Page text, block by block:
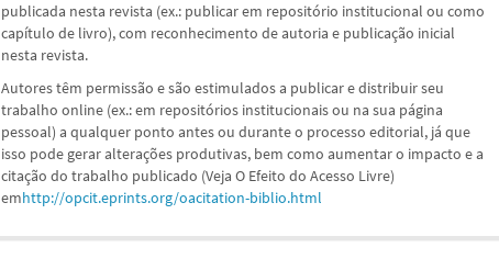
publicada nesta revista (ex.: publicar em repositório institucional ou como
capítulo de livro), com reconhecimento de autoria e publicação inicial
nesta revista.
Autores têm permissão e são estimulados a publicar e distribuir seu
trabalho online (ex.: em repositórios institucionais ou na sua página
pessoal) a qualquer ponto antes ou durante o processo editorial, já que
isso pode gerar alterações produtivas, bem como aumentar o impacto e a
citação do trabalho publicado (Veja O Efeito do Acesso Livre)
emhttp://opcit.eprints.org/oacitation-biblio.html